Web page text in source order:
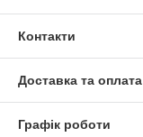
Контакти
Доставка та оплата
Графік роботи